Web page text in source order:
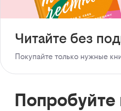
Читайте без
Покупайте только нужные
Попробуйте